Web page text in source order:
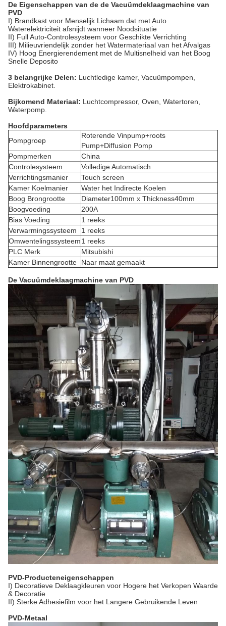
De Eigenschappen van de de Vacuümdeklaagmachine van
PVD
I) Brandkast voor Menselijk Lichaam dat met Auto
Waterelektriciteit afsnijdt wanneer Noodsituatie
II) Full Auto-Controlesysteem voor Geschikte Verrichting
III) Milieuvriendelijk zonder het Watermateriaal van het Afvalgas
IV) Hoog Energierendement met de Multisnelheid van het Boog
Snelle Deposito
3 belangrijke Delen: Luchtledige kamer, Vacuümpompen,
Elektrokabinet.
Bijkomend Materiaal: Luchtcompressor, Oven, Watertoren,
Waterpomp.
Hoofdparameters
Pompgroep
Roterende Vinpump+roots
Pump+Diffusion Pomp
Pompmerken
China
Controlesysteem
Volledige Automatisch
Verrichtingsmanier
Touch screen
Kamer Koelmanier
Water het Indirecte Koelen
Boog Brongrootte
Diameter100mm x Thickness40mm
Boogvoeding
200A
Bias Voeding
1 reeks
Verwarmingssysteem
1 reeks
Omwentelingssysteem1 reeks
PLC Merk
Mitsubishi
Kamer Binnengrootte
Naar maat gemaakt
De Vacuümdeklaagmachine van PVD
PVD-Producteneigenschappen
I) Decoratieve Deklaagkleuren voor Hogere het Verkopen Waarde
& Decoratie
II) Sterke Adhesiefilm voor het Langere Gebruikende Leven
PVD-Metaal